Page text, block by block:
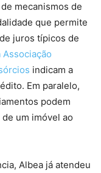
mecanismos de
que permite
juros típicos de
Associação
indicam a
Em paralelo,
podem
um imóvel ao
Albea já atendeu